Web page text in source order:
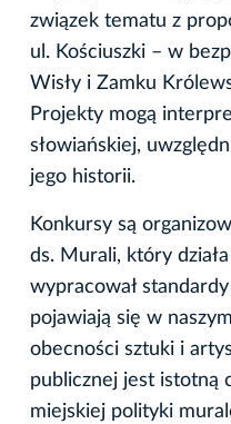
związek tematu z
ul. Kościuszki – w
Wisły i Zamku
Projekty mogą
słowiańskiej,
jego historii.
Konkursy są
ds. Murali, który
wypracował
pojawiają się w
obecności sztuki i
publicznej jest istotną
miejskiej polityki